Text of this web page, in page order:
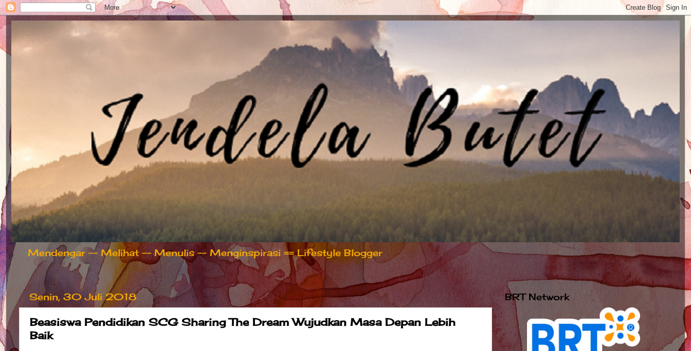
Mendengar -- Melihat -- Menulis -- Menginspirasi == Lifestyle Blogger
Senin, 30 Juli 2018
Beasiswa Pendidikan SCG Sharing The Dream Wujudkan Masa Depan Lebih
Baik
BRT Network